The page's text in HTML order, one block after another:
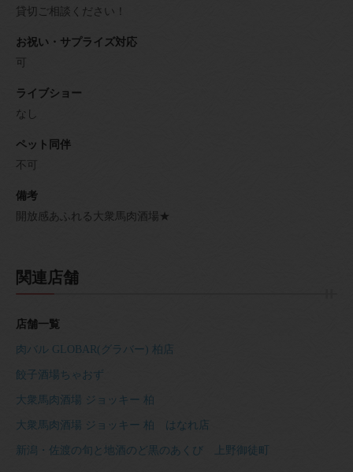
貸切ご相談ください！
お祝い・サプライズ対応
可
ライブショー
なし
ペット同伴
不可
備考
開放感あふれる大衆馬肉酒場★
関連店舗
店舗一覧
肉バル GLOBAR(グラバー) 柏店
餃子酒場ちゃおず
大衆馬肉酒場 ジョッキー 柏
大衆馬肉酒場 ジョッキー 柏 はなれ店
新潟・佐渡の旬と地酒のど黒のあくび 上野御徒町